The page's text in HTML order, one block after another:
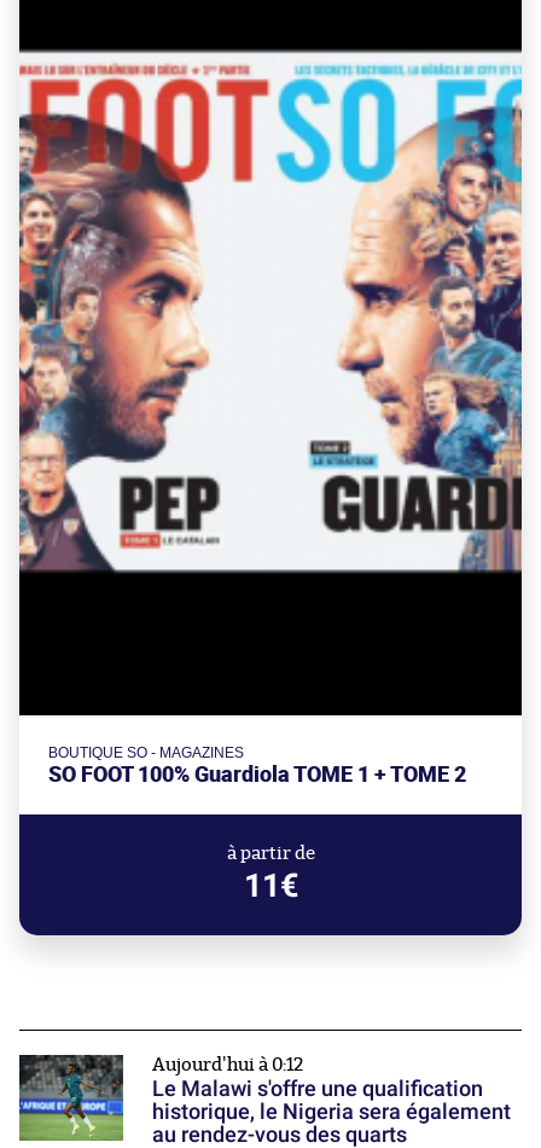
BOUTIQUE SO - MAGAZINES
SO FOOT 100% Guardiola TOME 1 + TOME 2
à partir de
11€
Aujourd'hui à 0:12
Le Malawi s'offre une qualification
historique, le Nigeria sera également
au rendez-vous des quarts